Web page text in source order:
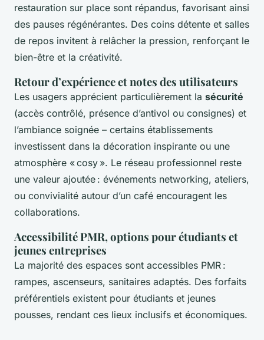
restauration sur place sont répandus, favorisant ainsi
des pauses régénérantes. Des coins détente et salles
de repos invitent à relâcher la pression, renforçant le
bien-être et la créativité.
Retour d’expérience et notes des utilisateurs
Les usagers apprécient particulièrement la sécurité
(accès contrôlé, présence d’antivol ou consignes) et
l’ambiance soignée – certains établissements
investissent dans la décoration inspirante ou une
atmosphère « cosy ». Le réseau professionnel reste
une valeur ajoutée : événements networking, ateliers,
ou convivialité autour d’un café encouragent les
collaborations.
Accessibilité PMR, options pour étudiants et
jeunes entreprises
La majorité des espaces sont accessibles PMR :
rampes, ascenseurs, sanitaires adaptés. Des forfaits
préférentiels existent pour étudiants et jeunes
pousses, rendant ces lieux inclusifs et économiques.